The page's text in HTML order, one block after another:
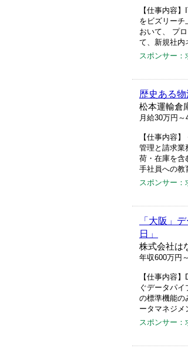
【仕事内容
をビズリーチ
おいて、 プ
て、新規社内
スポンサー：
歴史ある
松本運輸倉
月給30万円～
【仕事内容
管理と請求業
荷・在庫を含
手社員への教
スポンサー：
「大阪」
日」
株式会社は
年収600万円
【仕事内容
ぐデータパ
の標準機能の
ータマネジメ
スポンサー：